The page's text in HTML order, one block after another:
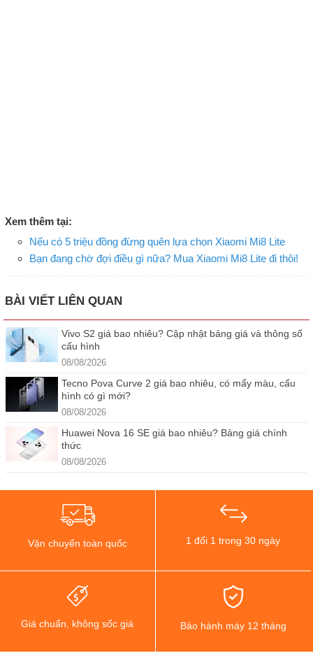
Xem thêm tại:
Nếu có 5 triệu đồng đừng quên lựa chọn Xiaomi Mi8 Lite
Bạn đang chờ đợi điều gì nữa? Mua Xiaomi Mi8 Lite đi thôi!
BÀI VIẾT LIÊN QUAN
Vivo S2 giá bao nhiêu? Cập nhật bảng giá và thông số
cấu hình
08/08/2026
Tecno Pova Curve 2 giá bao nhiêu, có mấy màu, cấu
hình có gì mới?
08/08/2026
Huawei Nova 16 SE giá bao nhiêu? Bảng giá chính
thức
08/08/2026
Vận chuyển toàn quốc 1 đổi 1 trong 30 ngày
Giá chuẩn, không sốc giá Bảo hành máy 12 tháng